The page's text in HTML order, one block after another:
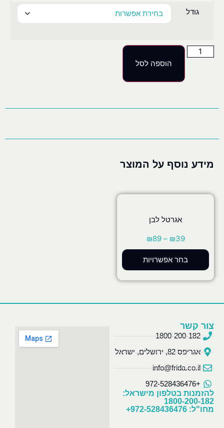
גודל
הוספה לסל
מידע נוסף על המוצר
אגרטל לבן
₪39
–
₪89
בחר אפשרויות
צור קשר
1800-200-182
אגריפס 82, ירושלים, ישראל
info@frida.co.il
+972-528436476
להזמנות בטלפון מישראל:
1800-200-182
מחו"ל: 972-528436476+